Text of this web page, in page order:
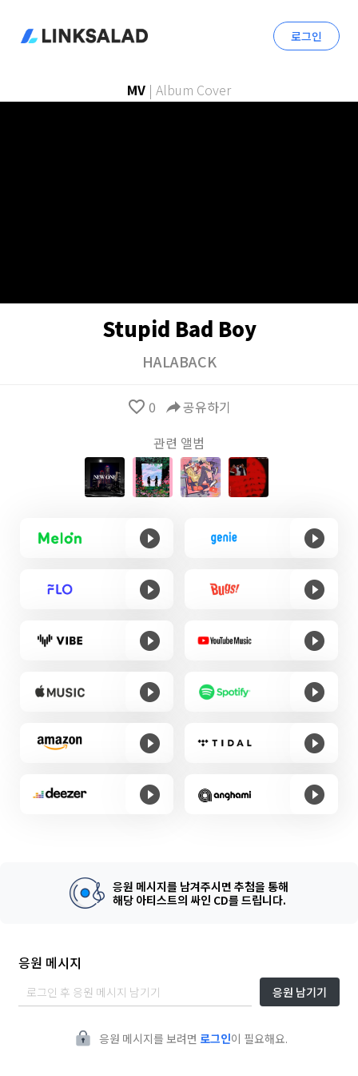
로그인
MV | Album Cover
Stupid Bad Boy
HALABACK
favorite_border 0 reply공유하기
관련 앨범
응원 메시지를 남겨주시면 추첨을 통해
해당 아티스트의 싸인 CD를 드립니다.
응원 메시지
응원 남기기
응원 메시지를 보려면 로그인이 필요해요.